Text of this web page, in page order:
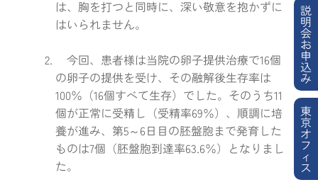
は、胸を打つと同時に、深い敬意を抱かずに
はいられません。
今回、患者様は当院の卵子提供治療で16個
の卵子の提供を受け、その融解後生存率は
100％（16個すべて生存）でした。そのうち11
個が正常に受精し（受精率69％）、順調に培
養が進み、第5～6日目の胚盤胞まで発育した
ものは7個（胚盤胞到達率63.6％）となりまし
た。
説
明
会
お
申
込
み
東
京
オ
フ
ィ
ス